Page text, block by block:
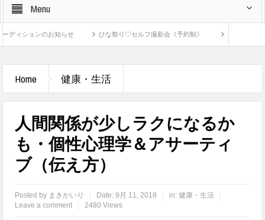
Menu
ションのお知らせ ひな祭り♡セルフ撮影会《予約制》 ZOOMで繋が
Home 健康・生活
人間関係が少しラクになるか
も・個性心理学＆アサーティ
ブ（伝え方）
Posted by まきかいり Date:9月 11, 2018 in:健康・生活
Leave a comment
2480 Views